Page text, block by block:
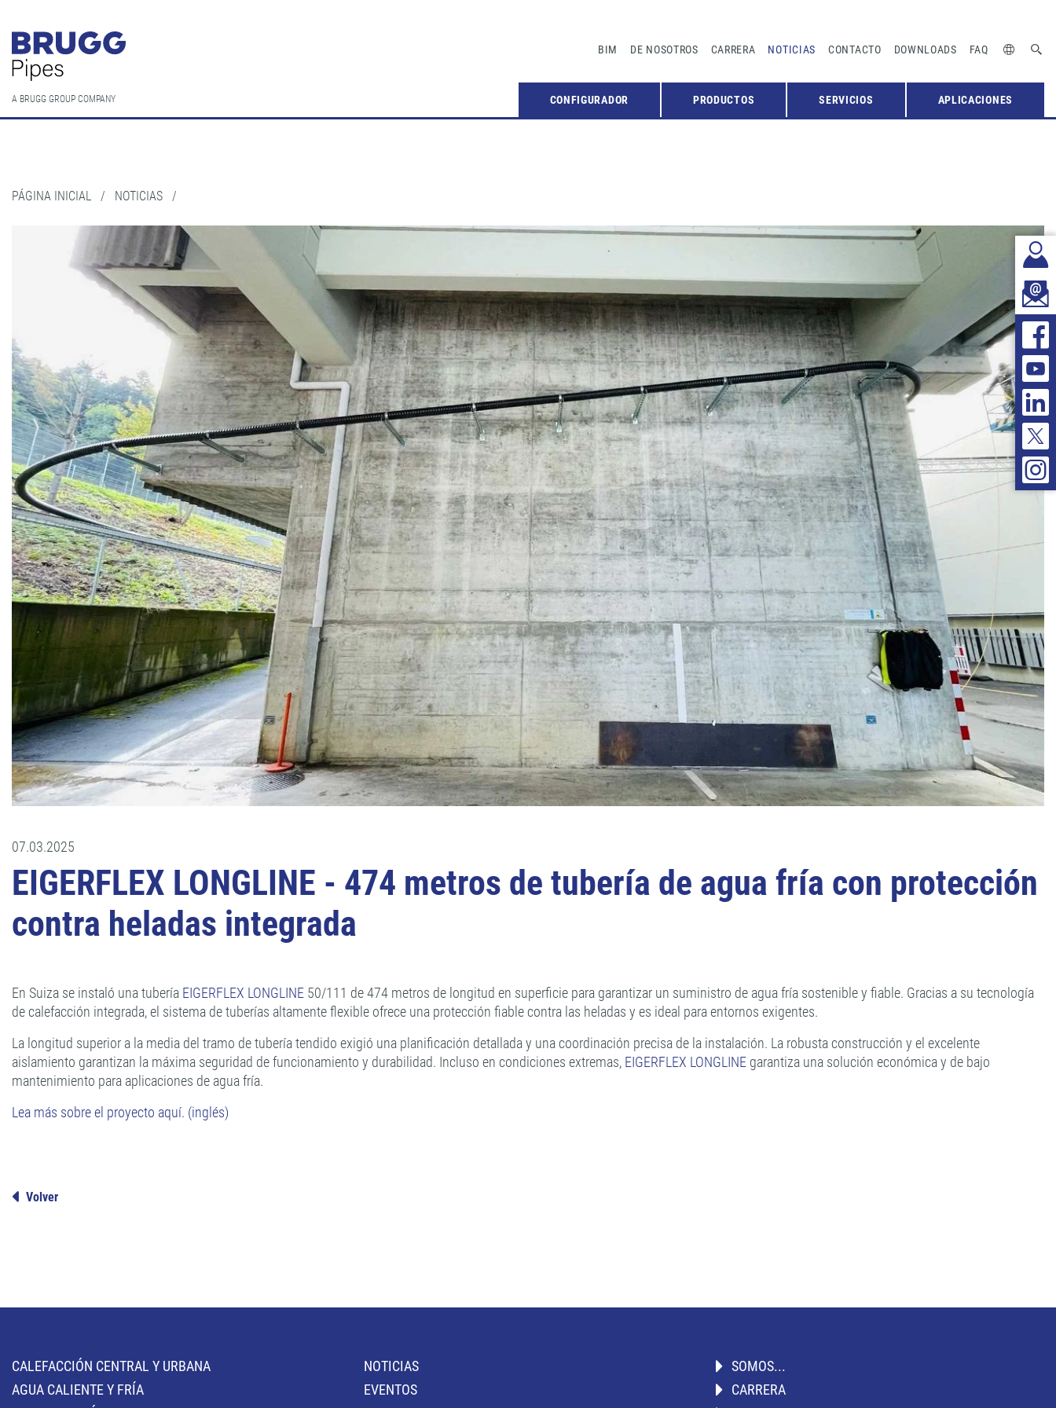
BIM DE NOSOTROS CARRERA NOTICIAS CONTACTO DOWNLOADS FAQ
A BRUGG GROUP COMPANY CONFIGURADOR PRODUCTOS SERVICIOS APLICACIONES
PÁGINA INICIAL / NOTICIAS /
07.03.2025
EIGERFLEX LONGLINE - 474 metros de tubería de agua fría con protección
contra heladas integrada
En Suiza se instaló una tubería EIGERFLEX LONGLINE 50/111 de 474 metros de longitud en superficie para garantizar un suministro de agua fría sostenible y fiable. Gracias a su tecnología
de calefacción integrada, el sistema de tuberías altamente flexible ofrece una protección fiable contra las heladas y es ideal para entornos exigentes.
La longitud superior a la media del tramo de tubería tendido exigió una planificación detallada y una coordinación precisa de la instalación. La robusta construcción y el excelente
aislamiento garantizan la máxima seguridad de funcionamiento y durabilidad. Incluso en condiciones extremas, EIGERFLEX LONGLINE garantiza una solución económica y de bajo
mantenimiento para aplicaciones de agua fría.
Lea más sobre el proyecto aquí. (inglés)
Volver
CALEFACCIÓN CENTRAL Y URBANA
AGUA CALIENTE Y FRÍA
NOTICIAS
EVENTOS
SOMOS...
CARRERA